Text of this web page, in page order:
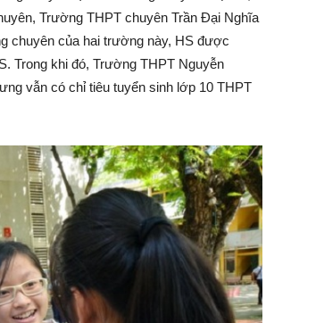
Trường THPT chuyên Trần Đại Nghĩa
chuyên của hai trường này, HS được
Trong khi đó, Trường THPT Nguyễn
vẫn có chỉ tiêu tuyển sinh lớp 10 THPT